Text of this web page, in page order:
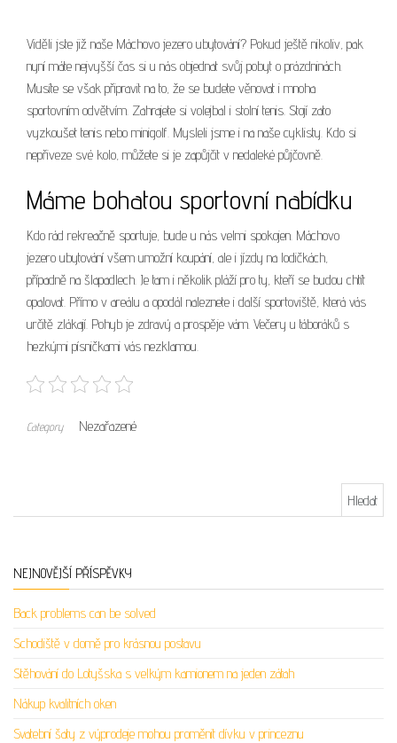
Viděli jste již naše Máchovo jezero ubytování? Pokud ještě nikoliv, pak
nyní máte nejvyšší čas si u nás objednat svůj pobyt o prázdninách.
Musíte se však připravit na to, že se budete věnovat i mnoha
sportovním odvětvím. Zahrajete si volejbal i stolní tenis. Stojí zato
vyzkoušet tenis nebo minigolf. Mysleli jsme i na naše cyklisty. Kdo si
nepřiveze své kolo, můžete si je zapůjčit v nedaleké půjčovně.
Máme bohatou sportovní nabídku
Kdo rád rekreačně sportuje, bude u nás velmi spokojen. Máchovo
jezero ubytování všem umožní koupání, ale i jízdy na lodičkách,
případně na šlapadlech. Je tam i několik pláží pro ty, kteří se budou chtít
opalovat. Přímo v areálu a opodál naleznete i další sportoviště, která vás
určitě zlákají. Pohyb je zdravý a prospěje vám. Večery u táboráků s
hezkými písničkami vás nezklamou.
Category Nezařazené
NEJNOVĚJŠÍ PŘÍSPĚVKY
Back problems can be solved
Schodiště v domě pro krásnou postavu
Stěhování do Lotyšska s velkým kamionem na jeden zátah
Nákup kvalitních oken
Svatební šaty z výprodeje mohou proměnit dívku v princeznu